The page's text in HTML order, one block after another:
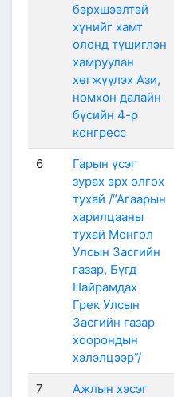
бэрхшээлтэй
хүнийг хамт
олонд түшиглэн
хамруулан
хөгжүүлэх Ази,
номхон далайн
бүсийн 4-р
конгресс
6
Гарын үсэг
зурах эрх олгох
тухай /“Агаарын
харилцааны
тухай Монгол
Улсын Засгийн
газар, Бүгд
Найрамдах
Грек Улсын
Засгийн газар
хоорондын
хэлэлцээр”/
7
Ажлын хэсэг